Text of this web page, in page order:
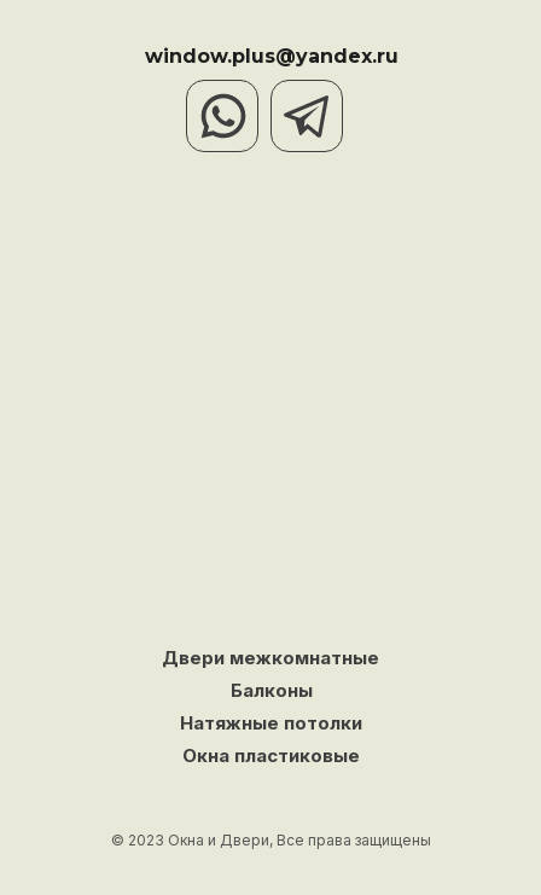
window.plus@yandex.ru
© 2023 Окна и Двери, Все права защищены
Двери межкомнатные
Балконы
Натяжные потолки
Окна пластиковые